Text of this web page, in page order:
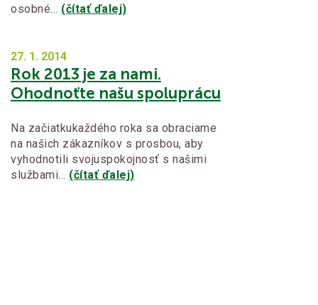
osobné… (čítať ďalej)
27. 1. 2014
Rok 2013 je za nami.
Ohodnoťte našu spoluprácu
Na začiatkukaždého roka sa obraciame
na našich zákazníkov s prosbou, aby
vyhodnotili svojuspokojnosť s našimi
službami… (čítať ďalej)